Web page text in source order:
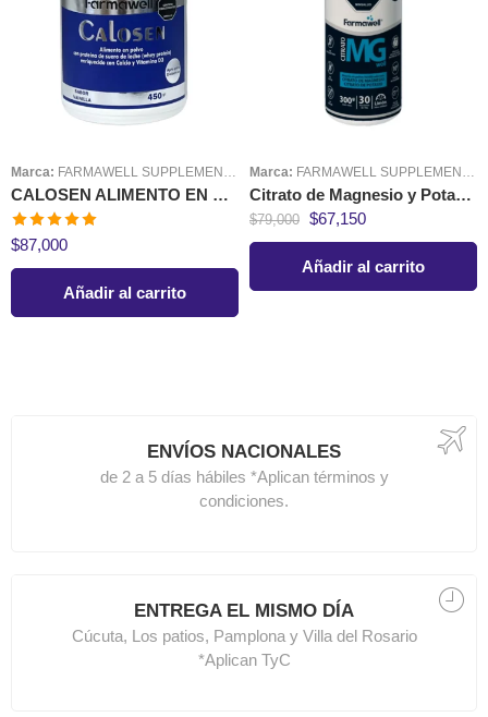
Marca: FARMAWELL SUPPLEMENTS
CALOSEN ALIMENTO EN POLVO CON CALCIO Y VITAMINA D3
Valorado en
5.00
$87,000
Añadir al carrito
Marca: FARMAWELL SUPPLEMENTS
Citrato de Magnesio y Potasio 300 gr Farmawell
$79,000 $67,150
Añadir al carrito
ENVÍOS NACIONALES
de 2 a 5 días hábiles *Aplican términos y
condiciones.
ENTREGA EL MISMO DÍA
Cúcuta, Los patios, Pamplona y Villa del Rosario
*Aplican TyC